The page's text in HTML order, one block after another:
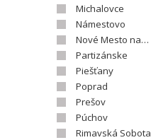
Michalovce
Námestovo
Nové Mesto nad Váhom
Partizánske
Piešťany
Poprad
Prešov
Púchov
Rimavská Sobota